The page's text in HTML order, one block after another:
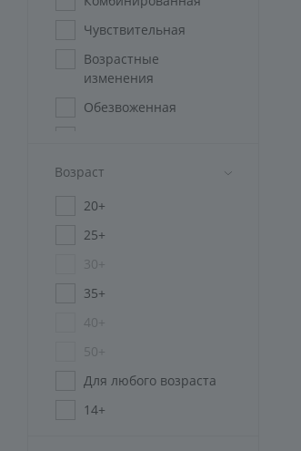
Чувствительная
Возрастные
изменения
Обезвоженная
Проблемная
Возраст
20+
25+
30+
35+
40+
50+
Для любого возраста
14+